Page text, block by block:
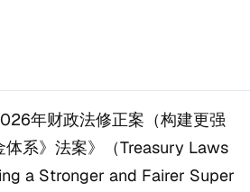
年财政法修正案（构建更强
体系》法案》（Treasury Laws
a Stronger and Fairer Super